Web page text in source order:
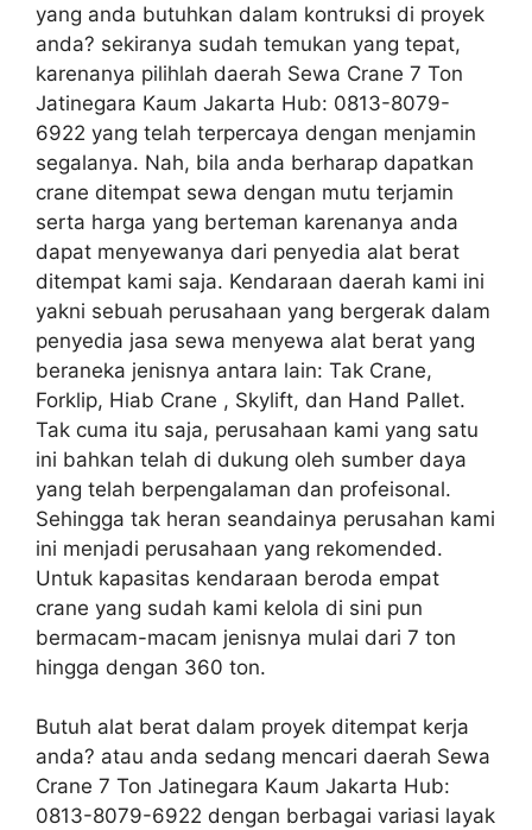
yang anda butuhkan dalam kontruksi di proyek
anda? sekiranya sudah temukan yang tepat,
karenanya pilihlah daerah Sewa Crane 7 Ton
Jatinegara Kaum Jakarta Hub: 0813-8079-
6922 yang telah terpercaya dengan menjamin
segalanya. Nah, bila anda berharap dapatkan
crane ditempat sewa dengan mutu terjamin
serta harga yang berteman karenanya anda
dapat menyewanya dari penyedia alat berat
ditempat kami saja. Kendaraan daerah kami ini
yakni sebuah perusahaan yang bergerak dalam
penyedia jasa sewa menyewa alat berat yang
beraneka jenisnya antara lain: Tak Crane,
Forklip, Hiab Crane , Skylift, dan Hand Pallet.
Tak cuma itu saja, perusahaan kami yang satu
ini bahkan telah di dukung oleh sumber daya
yang telah berpengalaman dan profeisonal.
Sehingga tak heran seandainya perusahan kami
ini menjadi perusahaan yang rekomended.
Untuk kapasitas kendaraan beroda empat
crane yang sudah kami kelola di sini pun
bermacam-macam jenisnya mulai dari 7 ton
hingga dengan 360 ton.
Butuh alat berat dalam proyek ditempat kerja
anda? atau anda sedang mencari daerah Sewa
Crane 7 Ton Jatinegara Kaum Jakarta Hub:
0813-8079-6922 dengan berbagai variasi layak